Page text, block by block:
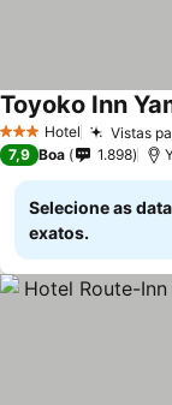
3 EstrelasHotel Vistas
Toyoko Inn
7,9 Boa 1.898
Selecione as
exatos.